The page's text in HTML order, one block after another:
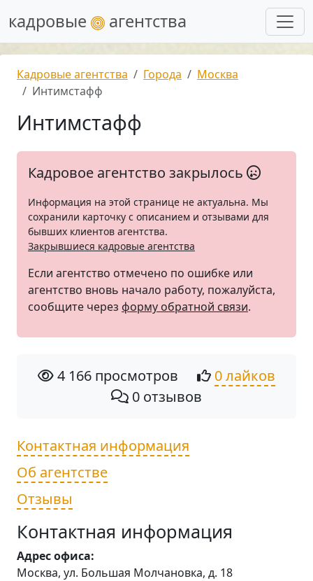
кадровые агентства
Кадровые агентства Города
Москва
Интимстафф
Интимстафф
Кадровое агентство закрылось
Информация на этой странице не актуальна. Мы
сохранили карточку с описанием и отзывами для
бывших клиентов агентства.
Закрывшиеся кадровые агентства
Если агентство отмечено по ошибке или
агентство вновь начало работу, пожалуйста,
сообщите через форму обратной связи.
4 166 просмотров
0 лайков
0 отзывов
Контактная информация
Об агентстве
Отзывы
Контактная информация
Адрес офиса:
Москва, ул. Большая Молчановка, д. 18